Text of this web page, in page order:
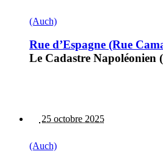
(Auch)
Rue d’Espagne (Rue
Le Cadastre Napoléonien
25 octobre 2025
(Auch)